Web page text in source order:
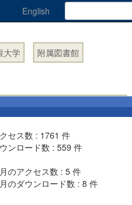
English
大学 附属図書館
セス数 : 1761 件
ンロード数 :559 件
のアクセス数 :5 件
のダウンロード数 :8 件